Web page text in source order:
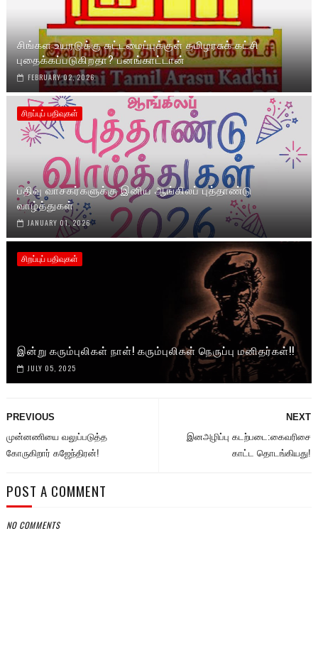
சிங்கள உயரடுக்கு கட்டமைப்புக்குள் தமிழரசுக் கட்சி
புதைக்கப்படுகிறதா? பனங்காட்டான்
FEBRUARY 02, 2026
சிறப்புப் பதிவுகள்
பதிவு வாசகர்களுக்கு இனிய ஆங்கிலப் புத்தாண்டு
வாழ்த்துகள்
JANUARY 01, 2026
சிறப்புப் பதிவுகள்
இன்று கரும்புலிகள் நாள்! கரும்புலிகள் நெருப்பு மனிதர்கள்!!
JULY 05, 2025
NEXT
இனஅழிப்பு கடற்படை:கைவரிசை
காட்ட தொடங்கியது!
PREVIOUS
முன்னணியை வலுப்படுத்த
கோருகிறார் கஜேந்திரன்!
POST A COMMENT
NO COMMENTS